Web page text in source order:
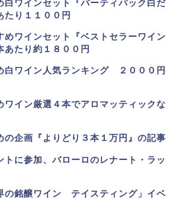
ワインセット『パーティパック白だ
たり１１００円
ワインセット『ベストセラーワイン
あたり約１８００円
白ワイン人気ランキング ２０００円
イン厳選４本でアロマッティックな
企画『よりどり３本１万円』の記事
に参加、バローロのレナート・ラッ
の銘醸ワイン テイスティング」イベ